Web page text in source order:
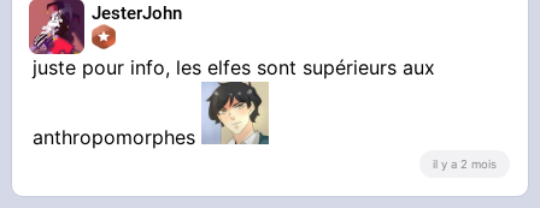
JesterJohn
juste pour info, les elfes sont supérieurs aux
anthropomorphes
il y a 2 mois